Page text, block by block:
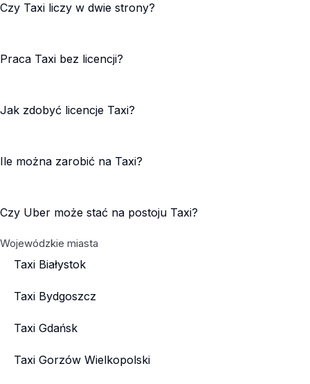
Czy Taxi liczy w dwie strony?
Praca Taxi bez licencji?
Jak zdobyć licencje Taxi?
Ile można zarobić na Taxi?
Czy Uber może stać na postoju Taxi?
Wojewódzkie miasta
Taxi Białystok
Taxi Bydgoszcz
Taxi Gdańsk
Taxi Gorzów Wielkopolski